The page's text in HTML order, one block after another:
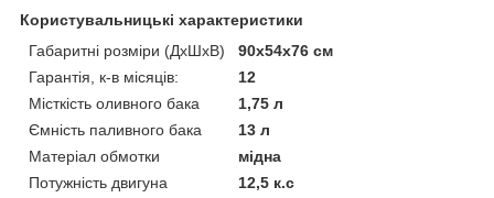
Користувальницькі характеристики
Габаритні розміри (ДхШхВ)
90x54x76 см
Гарантія, к-в місяців:
12
Місткість оливного бака
1,75 л
Ємність паливного бака
13 л
Матеріал обмотки
мідна
Потужність двигуна
12,5 к.с